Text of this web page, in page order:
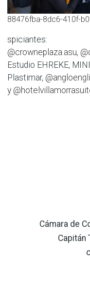
88476fba-8dc6-410f-
spiciantes:
@crowneplaza.asu,
Estudio EHREKE, MINI
Plastimar,
y
Cámara de
Capitán